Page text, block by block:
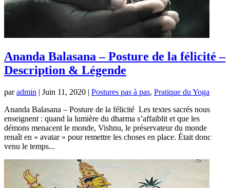
Ananda Balasana – Posture de la félicité –
Description & Légende
paradmin | Juin 11, 2020 | Postures pas à pas, Pratique du Yoga
Ananda Balasana – Posture de la félicité Les textes sacrés nous
enseignent : quand la lumière du dharma s’affaiblit et que les
démons menacent le monde, Vishnu, le préservateur du monde
renaît en « avatar » pour remettre les choses en place. Était donc
venu le temps...